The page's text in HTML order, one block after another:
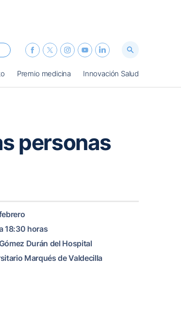
Premio medicina Innovación Salud
personas
18:30 horas
Durán del Hospital
Marqués de Valdecilla